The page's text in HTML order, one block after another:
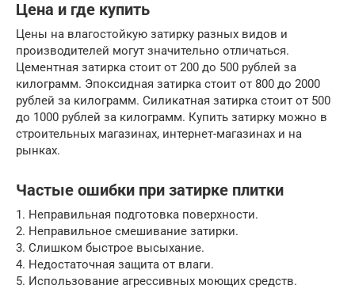
Цена и где купить
Цены на влагостойкую затирку разных видов и
производителей могут значительно отличаться.
Цементная затирка стоит от 200 до 500 рублей за
килограмм. Эпоксидная затирка стоит от 800 до 2000
рублей за килограмм. Силикатная затирка стоит от 500
до 1000 рублей за килограмм. Купить затирку можно в
строительных магазинах, интернет-магазинах и на
рынках.
Частые ошибки при затирке плитки
1. Неправильная подготовка поверхности.
2. Неправильное смешивание затирки.
3. Слишком быстрое высыхание.
4. Недостаточная защита от влаги.
5. Использование агрессивных моющих средств.